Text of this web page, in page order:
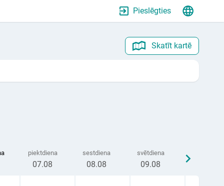
Pieslēgties
Skatīt kartē
piektdiena
07.08
sestdiena
08.08
svētdiena
09.08